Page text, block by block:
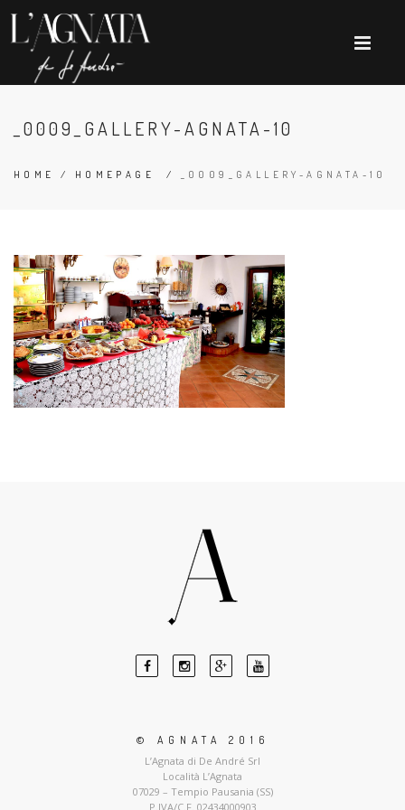
_0009_GALLERY-AGNATA-10
HOME / HOMEPAGE / _0009_GALLERY-AGNATA-10
© AGNATA 2016
L’Agnata di De André Srl
Località L’Agnata
07029 – Tempio Pausania (SS)
P.IVA/C.F. 02434000903